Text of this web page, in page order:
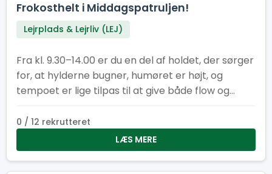
Frokosthelt i Middagspatruljen!
Lejrplads & Lejrliv (LEJ)
Fra kl. 9.30–14.00 er du en del af holdet, der sørger
for, at hylderne bugner, humøret er højt, og
tempoet er lige tilpas til at give både flow og
hjerte – og du gør det sammen med andre, der
også elsker at være dér, hvor der sker noget.
Kom og vær med! Her er der plads til smil,
0 / 12 rekrutteret
LÆS MERE